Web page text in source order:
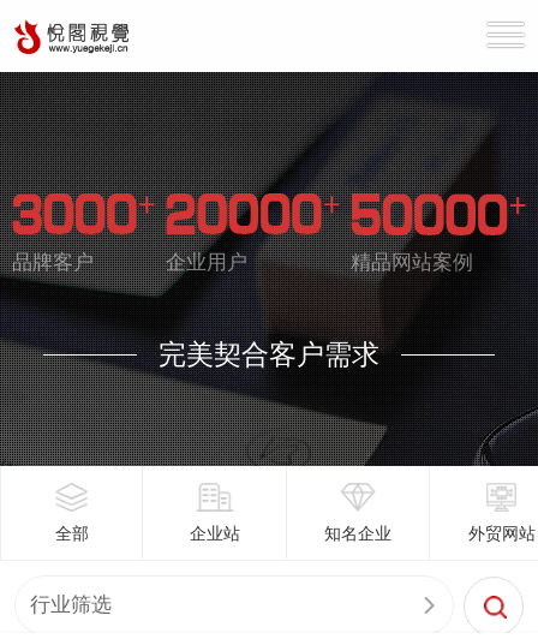
品牌客户 企业用户 精品网站案例
完美契合客户需求
全部 企业站 知名企业 外贸网站
行业筛选